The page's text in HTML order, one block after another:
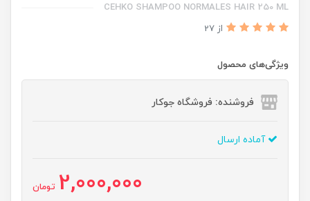
CEHKO SHAMPOO NORMALES HAIR 250 ML
از 27
ویژگی‌های محصول
فروشنده: فروشگاه جوکار
آماده ارسال
2,000,000 تومان